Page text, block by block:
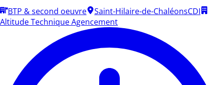
BTP & second oeuvre
Saint-Hilaire-de-ChaléonsCDI
Altitude Technique Agencement